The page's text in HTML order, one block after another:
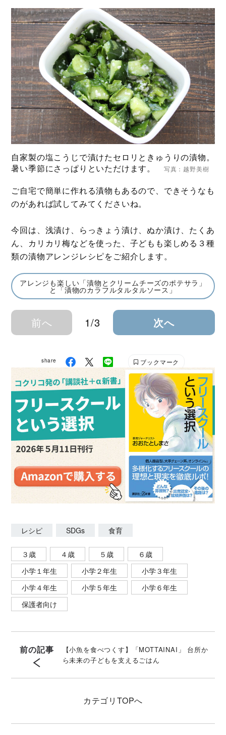
自家製の塩こうじで漬けたセロリときゅうりの漬物。
暑い季節にさっぱりといただけます。
写真：越野美樹
ご自宅で簡単に作れる漬物もあるので、できそうなも
のがあれば試してみてくださいね。
今回は、浅漬け、らっきょう漬け、ぬか漬け、たくあ
ん、カリカリ梅などを使った、子どもも楽しめる３種
類の漬物アレンジレシピをご紹介します。
アレンジも楽しい「漬物とクリームチーズのポテサラ」
と「漬物のカラフルタルタルソース」
前へ 1/3 次へ
share ブックマーク
レシピ SDGs 食育
３歳 ４歳 ５歳
６歳
小学１年生
小学２年生
小学３年生
小学４年生
小学５年生
小学６年生
保護者向け
前の記事
【小魚を食べつくす】「MOTTAINAI」 台所か
ら未来の子どもを支えるごはん
カテゴリ TOPへ